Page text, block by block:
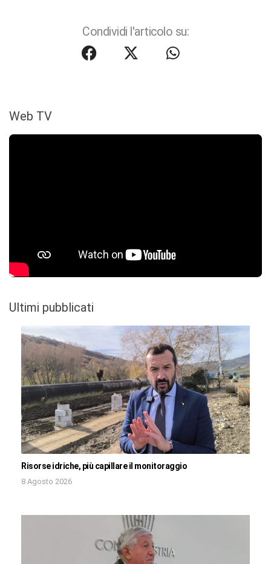
Condividi l'articolo su:
Web TV
Ultimi pubblicati
Risorse idriche, più capillare il monitoraggio
8 Agosto 2026